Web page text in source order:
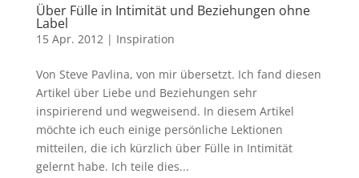
Über Fülle in Intimität und Beziehungen ohne
Label
15 Apr. 2012| Inspiration
Von Steve Pavlina, von mir übersetzt. Ich fand diesen
Artikel über Liebe und Beziehungen sehr
inspirierend und wegweisend. In diesem Artikel
möchte ich euch einige persönliche Lektionen
mitteilen, die ich kürzlich über Fülle in Intimität
gelernt habe. Ich teile dies...